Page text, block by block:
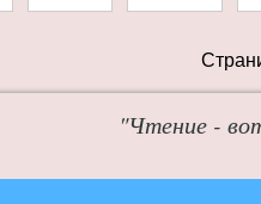
"Чтение -